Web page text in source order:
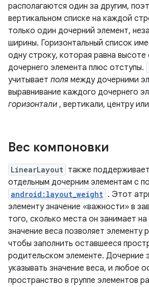
располагаются один за другим,
вертикальном списке на каждой
только один дочерний элемент,
ширины. Горизонтальный список
одну строку, которая равна высоте
дочернего элемента плюс отступы.
учитывает поля между дочерними
выравнивание каждого дочернего
горизонтали , вертикали, центру
Вес компоновки
LinearLayout также
отдельным дочерним элементам с
android:layout_weight . Этот
элементу значение «важности» в
того, сколько места он занимает
значение веса позволяет элементу
чтобы заполнить оставшееся
родительском элементе. Дочерние
указывать значение веса, и любое
пространство в группе элементов